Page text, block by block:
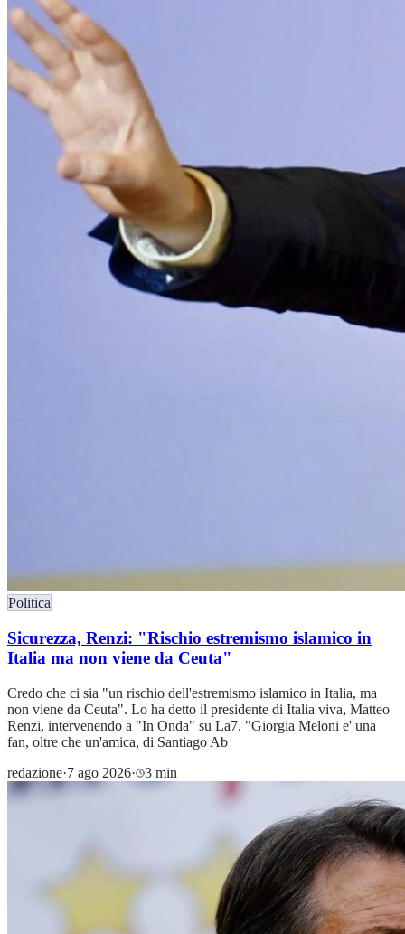
Politica
Sicurezza, Renzi: "Rischio estremismo islamico in
Italia ma non viene da Ceuta"
Credo che ci sia "un rischio dell'estremismo islamico in Italia, ma
non viene da Ceuta". Lo ha detto il presidente di Italia viva, Matteo
Renzi, intervenendo a "In Onda" su La7. "Giorgia Meloni e' una
fan, oltre che un'amica, di Santiago Ab
redazione·7 ago 2026· 3 min